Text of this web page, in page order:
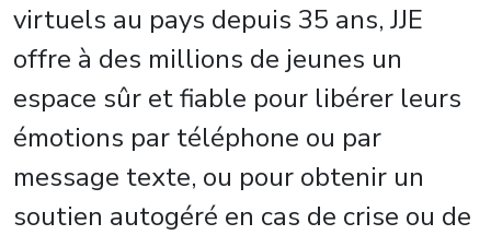
virtuels au pays depuis 35 ans, JJE
offre à des millions de jeunes un
espace sûr et fiable pour libérer leurs
émotions par téléphone ou par
message texte, ou pour obtenir un
soutien autogéré en cas de crise ou de